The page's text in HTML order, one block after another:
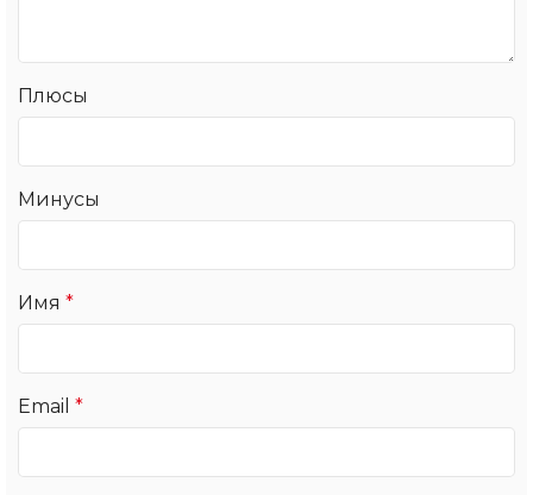
Плюсы
Минусы
Имя *
Email *